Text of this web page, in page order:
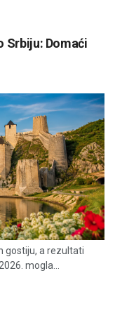
Srbiju: Domaći
gostiju, a rezultati
mogla...